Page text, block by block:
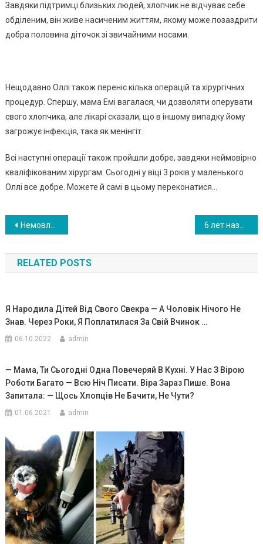
Завдяки підтримці близьких людей, хлопчик не відчуває себе
обділеним, він живе насиченим життям, якому може позаздрити
добра половина діточок зі звичайними носами.
Нещодавно Оллі також переніс кілька операцій та хірургічних
процедур. Спершу, мама Емі вагалася, чи дозволяти оперувати
свого хлопчика, але лікарі сказали, що в іншому випадку йому
загрожує інфекція, така як менінгіт.
Всі наступні операції також пройшли добре, завдяки неймовірно
кваліфікованим хірургам. Сьогодні у віці 3 років у маленького
Оллі все добре. Можете й самі в цьому переконатися…
Навигация
по
записям
Немовля з першої хвилини залишилося одне в цьому важкому світі! Батько відмо вився від дитини після довгоочікуваних пологів … і мама не заперечувала…
RELATED POSTS
Я Народила Дітей Від Свого Свекра — А Чоловік Нічого Не
Знав. Через Роки, Я Поплатилася За Свій Вчинок …
06.10.2022 admin
— Мама, Ти Сьогодні Одна Повечеряй В Кухні. У Нас З Вірою
Роботи Багато — Всю Ніч Писати. Віра Зараз Пише. Вона
Запитала: — Щось Хлопців Не Бачити, Не Чути?
01.06.2021 admin